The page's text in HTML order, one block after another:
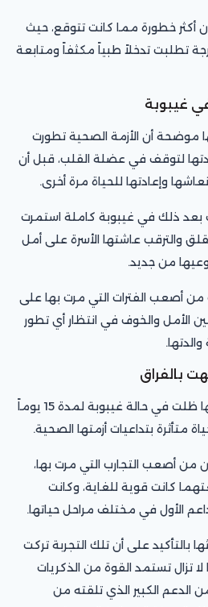
أكثر خطورة مما كانت تتوقع، حيث
تطلبت تدخلاً طبياً مكثفاً ومتابعة
غيبوبة
موضحة أن الأزمة الصحية تطورت
لتوقف في عضلة القلب، قبل أن
وإعادتها للحياة مرة أخرى.
بعد ذلك في غيبوبة كاملة استمرت
والترقب عاشتها الأسرة على أمل
من جديد.
من أصعب الفترات التي مرت بها على
الأمل والخوف في انتظار أي تطور
وأوضحت عز الدين أن والدتها ظلت في حالة غيبوبة لمدة 15 يوماً
متأثرة بتداعيات أزمتها الصحية.
من أصعب التجارب التي مرت بها،
كانت قوية للغاية، وكانت
الأول في مختلف مراحل حياتها.
بالتأكيد على أن تلك التجربة تركت
لا تزال تستمد القوة من الذكريات
الدعم الكبير الذي تلقته من